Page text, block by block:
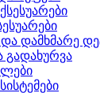
და დამხმარე
გადახურვა